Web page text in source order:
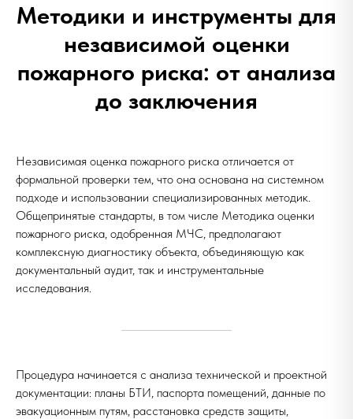
Методики и инструменты для
независимой оценки
пожарного риска: от анализа
до заключения
Независимая оценка пожарного риска отличается от
формальной проверки тем, что она основана на системном
подходе и использовании специализированных методик.
Общепринятые стандарты, в том числе Методика оценки
пожарного риска, одобренная МЧС, предполагают
комплексную диагностику объекта, объединяющую как
документальный аудит, так и инструментальные
исследования.
Процедура начинается с анализа технической и проектной
документации: планы БТИ, паспорта помещений, данные по
эвакуационным путям, расстановка средств защиты,